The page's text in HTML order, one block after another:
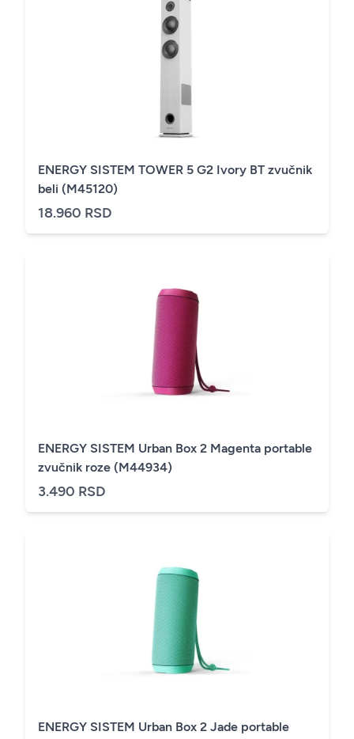
ENERGY SISTEM TOWER 5 G2 Ivory BT zvučnik
beli (M45120)
18.960 RSD
ENERGY SISTEM Urban Box 2 Magenta portable
zvučnik roze (M44934)
3.490 RSD
ENERGY SISTEM Urban Box 2 Jade portable